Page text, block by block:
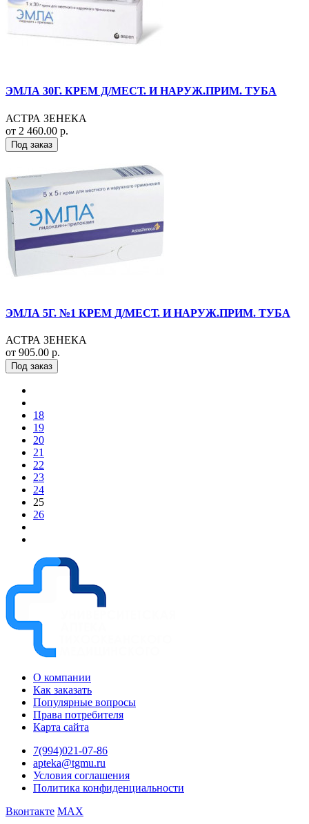
ЭМЛА 30Г. КРЕМ Д/МЕСТ. И НАРУЖ.ПРИМ. ТУБА
АСТРА ЗЕНЕКА
от 2 460.00 р.
Под заказ
ЭМЛА 5Г. №1 КРЕМ Д/МЕСТ. И НАРУЖ.ПРИМ. ТУБА
АСТРА ЗЕНЕКА
от 905.00 р.
Под заказ
18
19
20
21
22
23
24
25
26
О компании
Как заказать
Популярные вопросы
Права потребителя
Карта сайта
7(994)021-07-86
apteka@tgmu.ru
Условия соглашения
Политика конфиденциальности
Вконтакте MAX